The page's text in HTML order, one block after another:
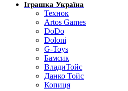
Іграшка Україна
Технок
Artos Games
DoDo
Doloni
G-Toys
Бамсик
ВладиТойс
Данко Тойс
Копиця